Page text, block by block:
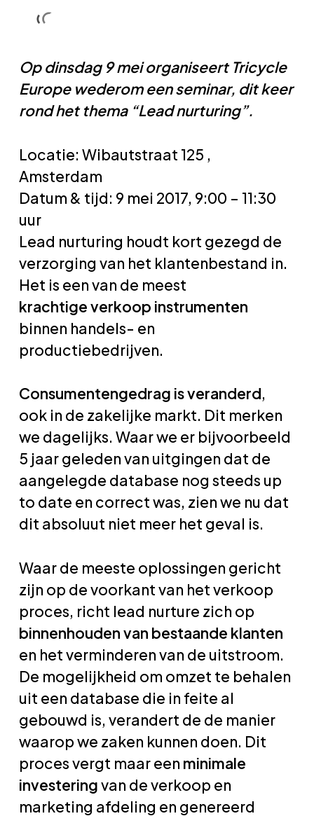
content
Op dinsdag 9 mei organiseert Tricycle
Europe wederom een seminar, dit keer
rond het thema “Lead nurturing”.
Locatie: Wibautstraat 125 ,
Amsterdam
Datum & tijd: 9 mei 2017, 9:00 – 11:30
uur
Lead nurturing houdt kort gezegd de
verzorging van het klantenbestand in.
Het is een van de meest
krachtige verkoop instrumenten
binnen handels- en
productiebedrijven.
Consumentengedrag is veranderd,
ook in de zakelijke markt. Dit merken
we dagelijks. Waar we er bijvoorbeeld
5 jaar geleden van uitgingen dat de
aangelegde database nog steeds up
to date en correct was, zien we nu dat
dit absoluut niet meer het geval is.
Waar de meeste oplossingen gericht
zijn op de voorkant van het verkoop
proces, richt lead nurture zich op
binnenhouden van bestaande klanten
en het verminderen van de uitstroom.
De mogelijkheid om omzet te behalen
uit een database die in feite al
gebouwd is, verandert de de manier
waarop we zaken kunnen doen. Dit
proces vergt maar een minimale
investeringvan de verkoop en
marketing afdeling en genereerd